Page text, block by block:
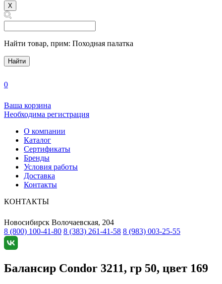
X
Найти товар, прим: Походная палатка
Найти
0
Ваша корзина
Необходима регистрация
О компании
Каталог
Сертификаты
Бренды
Условия работы
Доставка
Контакты
КОНТАКТЫ
Новосибирск Волочаевская, 204
8 (800) 100-41-80 8 (383) 261-41-58 8 (983) 003-25-55
Балансир Condor 3211, гр 50, цвет 169